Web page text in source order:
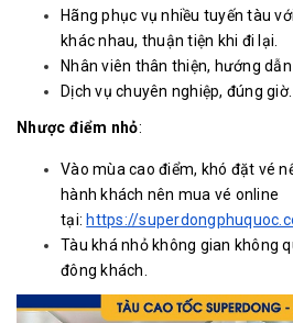
Hãng phục vụ nhiều tuyến tàu
khác nhau, thuận tiện khi đi lại.
Nhân viên thân thiện, hướng
Dịch vụ chuyên nghiệp, đúng giờ.
Nhược điểm nhỏ:
Vào mùa cao điểm, khó đặt vé
hành khách nên mua vé online
tại: https://
Tàu khá nhỏ không gian không
đông khách.